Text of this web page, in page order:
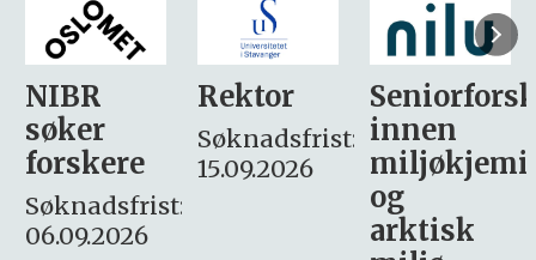
Rektor
Søknadsfrist:
15.09.2026
Seniorforsker
innen
miljøkjemi
søker
– fast
Søknadsfrist: